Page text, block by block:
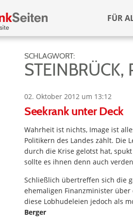
FÜR
SCHLAGWORT:
STEINBRÜCK,
02. Oktober 2012 um 13:12
Seekrank unter Deck
Wahrheit ist nichts, Image ist
Politikern des Landes zählt. Die
durch die Krise gelotst hat,
sollte es ihnen denn auch
Schließlich übertreffen sich die
ehemaligen Finanzminister
diese Lobhudeleien jedoch als
Berger